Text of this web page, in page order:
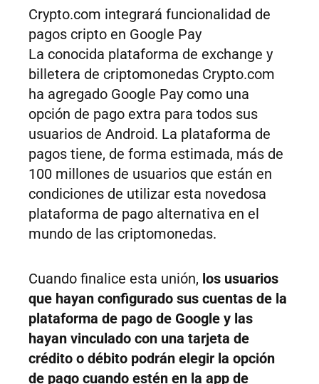
Crypto.com integrará funcionalidad de
pagos cripto en Google Pay
La conocida plataforma de exchange y
billetera de criptomonedas Crypto.com
ha agregado Google Pay como una
opción de pago extra para todos sus
usuarios de Android. La plataforma de
pagos tiene, de forma estimada, más de
100 millones de usuarios que están en
condiciones de utilizar esta novedosa
plataforma de pago alternativa en el
mundo de las criptomonedas.
Cuando finalice esta unión, los usuarios
que hayan configurado sus cuentas de la
plataforma de pago de Google y las
hayan vinculado con una tarjeta de
crédito o débito podrán elegir la opción
de pago cuando estén en la app de